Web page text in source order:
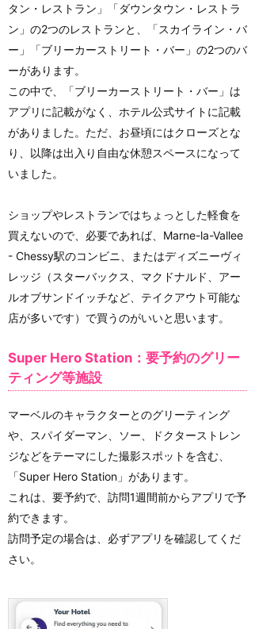
タン・レストラン」「ダウンタウン・レストラ
ン」の2つのレストランと、「スカイライン・バ
ー」「ブリーカーストリート・バー」の2つのバ
ーがあります。
この中で、「ブリーカーストリート・バー」は
アプリに記載がなく、ホテル公式サイトに記載
がありました。ただ、お昼頃にはクローズとな
り、以降は出入り自由な休憩スペースになって
いました。
ショップやレストランではちょっとした軽食を
買えないので、必要であれば、Marne-la-Vallee
- Chessy駅のコンビニ、またはディズニーヴィ
レッジ（スターバックス、マクドナルド、アー
ルオブサンドイッチなど、テイクアウト可能な
店が多いです）で買うのがいいと思います。
Super Hero Station：要予約のグリー
ティング等施設
マーベルのキャラクターとのグリーティング
や、スパイダーマン、ソー、ドクターストレン
ジなどをテーマにした撮影スポットを含む、
「Super Hero Station」があります。
これは、要予約で、訪問1週間前からアプリで予
約できます。
訪問予定の場合は、必ずアプリを確認してくだ
さい。